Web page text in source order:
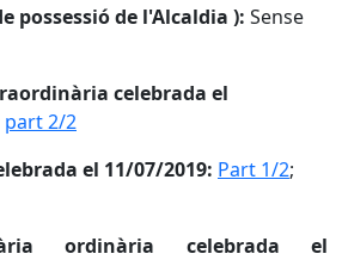
possessió de l'Alcaldia ): Sense
celebrada el
part 2/2
el 11/07/2019: Part 1/2;
ordinària celebrada el